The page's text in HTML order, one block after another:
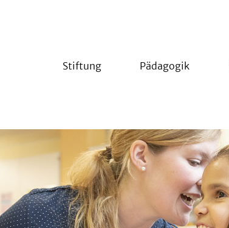
Stiftung Pädagogik